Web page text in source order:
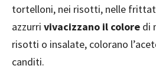
tortelloni, nei risotti, nelle
azzurri vivacizzano il colore di
risotti o insalate, colorano
canditi.